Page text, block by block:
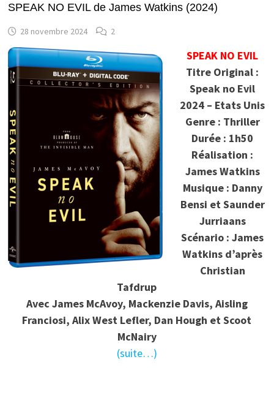
SPEAK NO EVIL de James Watkins (2024)
28 novembre 2024 2
SPEAK NO EVIL
Titre Original :
Speak no Evil
2024 – Etats Unis
Genre : Thriller
Durée : 1h50
Réalisation :
James Watkins
Musique : Danny
Bensi et Saunder
Jurriaans
Scénario : James
Watkins d’après
Christian
Tafdrup
Avec James McAvoy, Mackenzie Davis, Aisling
Franciosi, Alix West Lefler, Dan Hough et Scoot
McNairy
(suite…)